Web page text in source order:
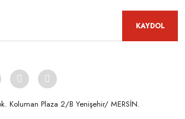
KAYDOL
ㅤㅤㅤㅤㅤㅤㅤㅤㅤㅤㅤㅤㅤㅤㅤㅤㅤㅤㅤㅤㅤㅤㅤㅤㅤㅤㅤㅤㅤㅤㅤㅤㅤㅤㅤ ㅤㅤㅤㅤㅤㅤㅤㅤㅤㅤ